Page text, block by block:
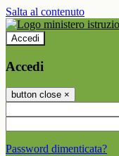
Salta al contenuto
Accedi
Accedi
button close ×
Password dimenticata?